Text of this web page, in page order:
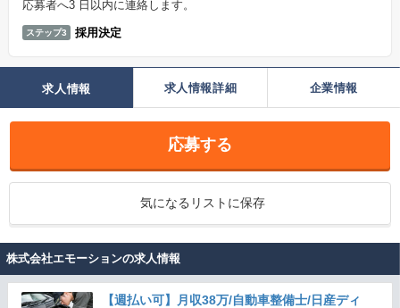
応募者へ3 日以内に連絡します。
ステップ3 採用決定
求人情報 求人情報詳細 企業情報
応募する
気になるリストに保存
株式会社エモーションの求人情報
【週払い可】月収38万/自動車整備士/日産ディ